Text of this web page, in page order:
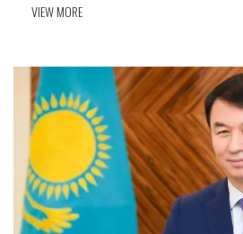
VIEW MORE